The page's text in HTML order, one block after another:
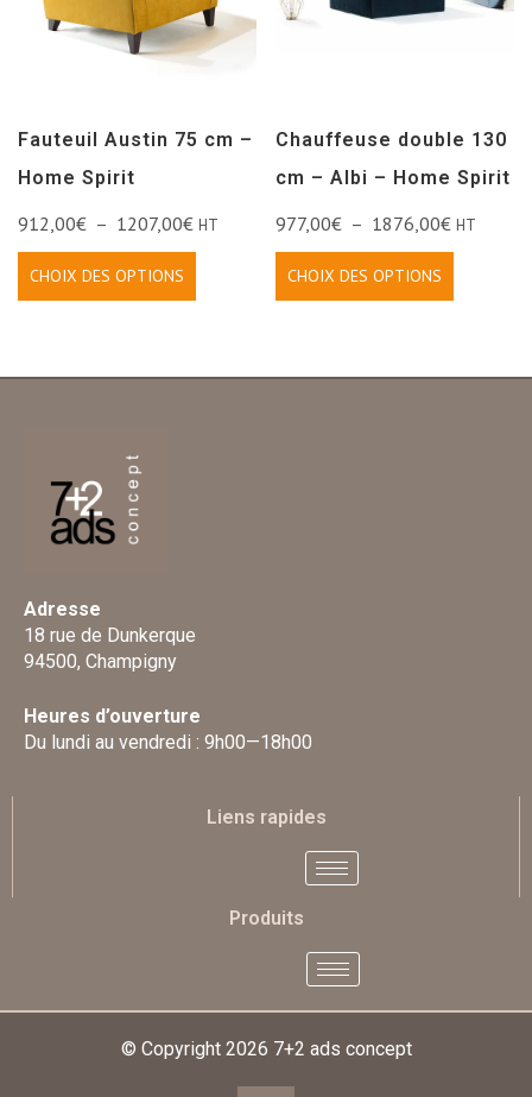
Fauteuil Austin 75 cm –
Home Spirit
912,00€ – 1207,00€ HT
CHOIX DES OPTIONS
Chauffeuse double 130
cm – Albi – Home Spirit
977,00€ – 1876,00€ HT
CHOIX DES OPTIONS
Adresse
18 rue de Dunkerque
94500, Champigny
Heures d’ouverture
Du lundi au vendredi : 9h00—18h00
Liens rapides
Produits
© Copyright 2026 7+2 ads concept